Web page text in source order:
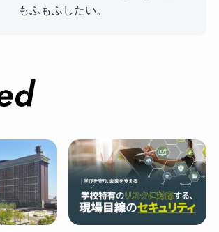
もふもふしたい。